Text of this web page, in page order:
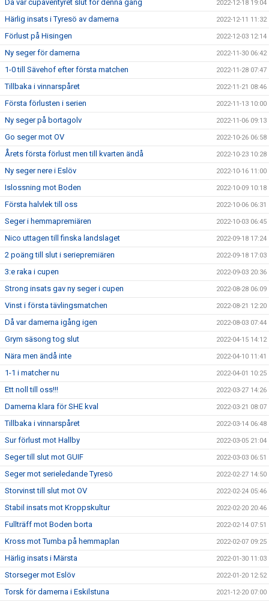
Då var cupäventyret slut för denna gång 2022-12-18 19:04
Härlig insats i Tyresö av damerna 2022-12-11 11:32
Förlust på Hisingen 2022-12-03 12:14
Ny seger för damerna 2022-11-30 06:42
1-0 till Sävehof efter första matchen 2022-11-28 07:47
Tillbaka i vinnarspåret 2022-11-21 08:46
Första förlusten i serien 2022-11-13 10:00
Ny seger på bortagolv 2022-11-06 09:13
Go seger mot OV 2022-10-26 06:58
Årets första förlust men till kvarten ändå 2022-10-23 10:28
Ny seger nere i Eslöv 2022-10-16 11:00
Islossning mot Boden 2022-10-09 10:18
Första halvlek till oss 2022-10-06 06:31
Seger i hemmapremiären 2022-10-03 06:45
Nico uttagen till finska landslaget 2022-09-18 17:24
2 poäng till slut i seriepremiären 2022-09-18 17:03
3:e raka i cupen 2022-09-03 20:36
Strong insats gav ny seger i cupen 2022-08-28 06:09
Vinst i första tävlingsmatchen 2022-08-21 12:20
Då var damerna igång igen 2022-08-03 07:44
Grym säsong tog slut 2022-04-15 14:12
Nära men ändå inte 2022-04-10 11:41
1-1 i matcher nu 2022-04-01 10:25
Ett noll till oss!!! 2022-03-27 14:26
Damerna klara för SHE kval 2022-03-21 08:07
Tillbaka i vinnarspåret 2022-03-14 06:48
Sur förlust mot Hallby 2022-03-05 21:04
Seger till slut mot GUIF 2022-03-03 06:51
Seger mot serieledande Tyresö 2022-02-27 14:50
Storvinst till slut mot OV 2022-02-24 05:46
Stabil insats mot Kroppskultur 2022-02-20 20:46
Fullträff mot Boden borta 2022-02-14 07:51
Kross mot Tumba på hemmaplan 2022-02-07 09:25
Härlig insats i Märsta 2022-01-30 11:03
Storseger mot Eslöv 2022-01-20 12:52
Torsk för damerna i Eskilstuna 2021-12-20 07:00